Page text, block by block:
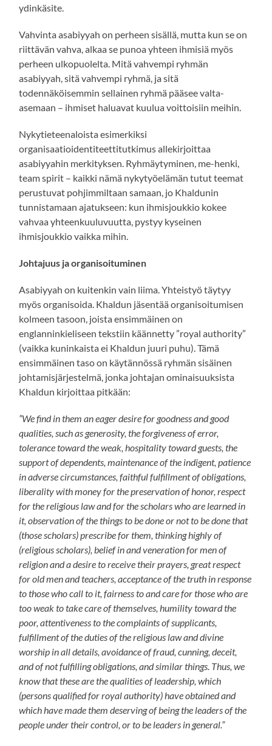
ydinkäsite.
Vahvinta asabiyyah on perheen sisällä, mutta kun se on
riittävän vahva, alkaa se punoa yhteen ihmisiä myös
perheen ulkopuolelta. Mitä vahvempi ryhmän
asabiyyah, sitä vahvempi ryhmä, ja sitä
todennäköisemmin sellainen ryhmä pääsee valta-
asemaan – ihmiset haluavat kuulua voittoisiin meihin.
Nykytieteenaloista esimerkiksi
organisaatioidentiteettitutkimus allekirjoittaa
asabiyyahin merkityksen. Ryhmäytyminen, me-henki,
team spirit – kaikki nämä nykytyöelämän tutut teemat
perustuvat pohjimmiltaan samaan, jo Khaldunin
tunnistamaan ajatukseen: kun ihmisjoukkio kokee
vahvaa yhteenkuuluvuutta, pystyy kyseinen
ihmisjoukkio vaikka mihin.
Johtajuus ja organisoituminen
Asabiyyah on kuitenkin vain liima. Yhteistyö täytyy
myös organisoida. Khaldun jäsentää organisoitumisen
kolmeen tasoon, joista ensimmäinen on
englanninkieliseen tekstiin käännetty ”royal authority”
(vaikka kuninkaista ei Khaldun juuri puhu). Tämä
ensimmäinen taso on käytännössä ryhmän sisäinen
johtamisjärjestelmä, jonka johtajan ominaisuuksista
Khaldun kirjoittaa pitkään:
”We find in them an eager desire for goodness and good
qualities, such as generosity, the forgiveness of error,
tolerance toward the weak, hospitality toward guests, the
support of dependents, maintenance of the indigent, patience
in adverse circumstances, faithful fulfillment of obligations,
liberality with money for the preservation of honor, respect
for the religious law and for the scholars who are learned in
it, observation of the things to be done or not to be done that
(those scholars) prescribe for them, thinking highly of
(religious scholars), belief in and veneration for men of
religion and a desire to receive their prayers, great respect
for old men and teachers, acceptance of the truth in response
to those who call to it, fairness to and care for those who are
too weak to take care of themselves, humility toward the
poor, attentiveness to the complaints of supplicants,
fulfillment of the duties of the religious law and divine
worship in all details, avoidance of fraud, cunning, deceit,
and of not fulfilling obligations, and similar things. Thus, we
know that these are the qualities of leadership, which
(persons qualified for royal authority) have obtained and
which have made them deserving of being the leaders of the
people under their control, or to be leaders in general.”